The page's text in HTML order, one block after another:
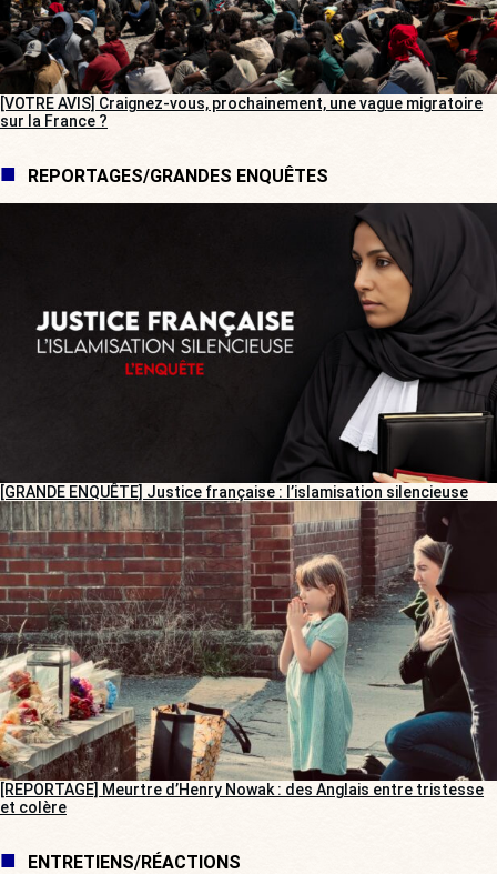
[VOTRE AVIS] Craignez-vous, prochainement, une vague migratoire
sur la France ?
REPORTAGES/GRANDES ENQUÊTES
[GRANDE ENQUÊTE] Justice française : l’islamisation silencieuse
[REPORTAGE] Meurtre d’Henry Nowak : des Anglais entre tristesse
et colère
ENTRETIENS/RÉACTIONS